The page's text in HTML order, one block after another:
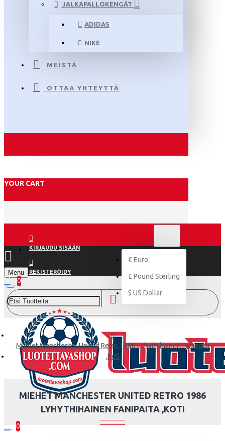
JALKAPALLOKENGÄT
ADIDAS
NIKE
MEISTÄ
OTTAA YHTEYTTÄ
YOUR CART
KIRJAUDU SISÄÄN
REKISTERÖIDY
€ Euro
£ Pound Sterling
$ US Dollar
Menu
0
0
Miehet Manchester United Retro 1986 Lyhythihainen Fanipaita
,Koti
MIEHET MANCHESTER UNITED RETRO 1986
LYHYTHIHAINEN FANIPAITA ,KOTI